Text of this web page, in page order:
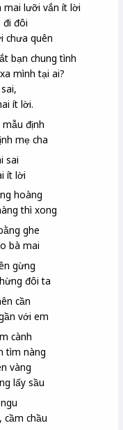
mai lưỡi vắn ít lời
đi đôi
chưa quên
bạn chung tình
mình tại ai?
ít lời.
định
mẹ cha
sai
ít lời
hoàng
thì xong
ghe
bà mai
gừng
đôi ta
cần
với em
cành
tìm nàng
vàng
lấy sầu
cầm chầu